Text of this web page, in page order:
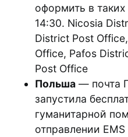
оформить в
14:30. Nicosia
District Post
Office, Pafos
Post Office
Польша — почта
запустила
гуманитарной
отправлении